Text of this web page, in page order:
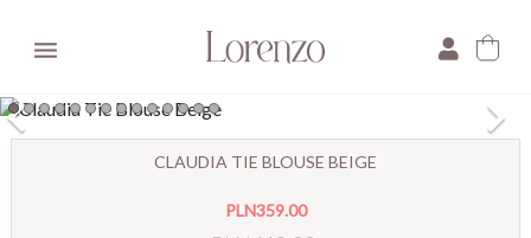

CLAUDIA TIE BLOUSE BEIGE
PLN359.00